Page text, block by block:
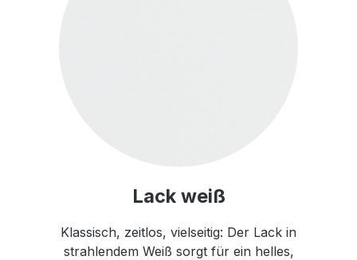
Lack weiß
Klassisch, zeitlos, vielseitig: Der Lack in
strahlendem Weiß sorgt für ein helles,